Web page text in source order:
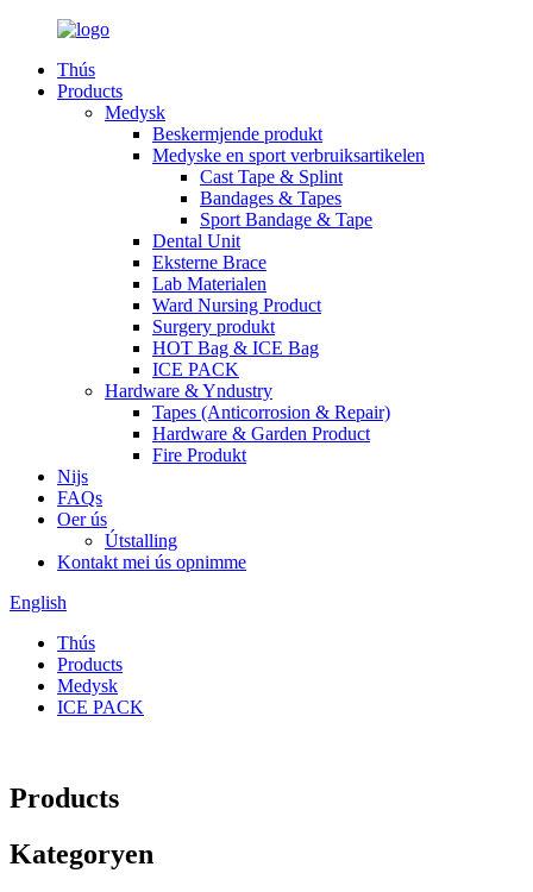
Thús
Products
Medysk
Beskermjende produkt
Medyske en sport verbruiksartikelen
Cast Tape & Splint
Bandages & Tapes
Sport Bandage & Tape
Dental Unit
Eksterne Brace
Lab Materialen
Ward Nursing Product
Surgery produkt
HOT Bag & ICE Bag
ICE PACK
Hardware & Yndustry
Tapes (Anticorrosion & Repair)
Hardware & Garden Product
Fire Produkt
Nijs
FAQs
Oer ús
Útstalling
Kontakt mei ús opnimme
English
Thús
Products
Medysk
ICE PACK
Products
Kategoryen